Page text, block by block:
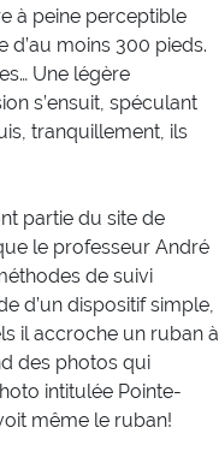
à peine perceptible
moins 300 pieds.
Une légère
s’ensuit, spéculant
tranquillement, ils
partie du site de
le professeur André
de suivi
d’un dispositif simple,
il accroche un ruban à
des photos qui
intitulée Pointe-
même le ruban!